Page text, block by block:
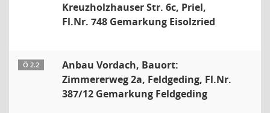
Kreuzholzhauser Str. 6c, Priel,
Fl.Nr. 748 Gemarkung Eisolzried
Ö 2.2
Anbau Vordach, Bauort:
Zimmererweg 2a, Feldgeding, Fl.Nr.
387/12 Gemarkung Feldgeding